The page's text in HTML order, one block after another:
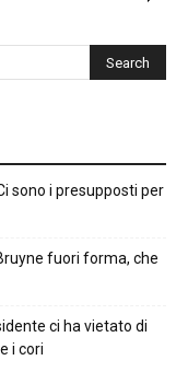
sono i presupposti per
fuori forma, che
ci ha vietato di
i cori